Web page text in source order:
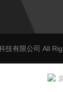
技有限公司 All